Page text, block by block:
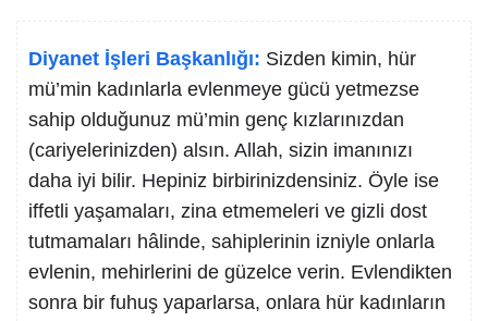
Diyanet İşleri Başkanlığı: Sizden kimin, hür
mü’min kadınlarla evlenmeye gücü yetmezse
sahip olduğunuz mü’min genç kızlarınızdan
(cariyelerinizden) alsın. Allah, sizin imanınızı
daha iyi bilir. Hepiniz birbirinizdensiniz. Öyle ise
iffetli yaşamaları, zina etmemeleri ve gizli dost
tutmamaları hâlinde, sahiplerinin izniyle onlarla
evlenin, mehirlerini de güzelce verin. Evlendikten
sonra bir fuhuş yaparlarsa, onlara hür kadınların